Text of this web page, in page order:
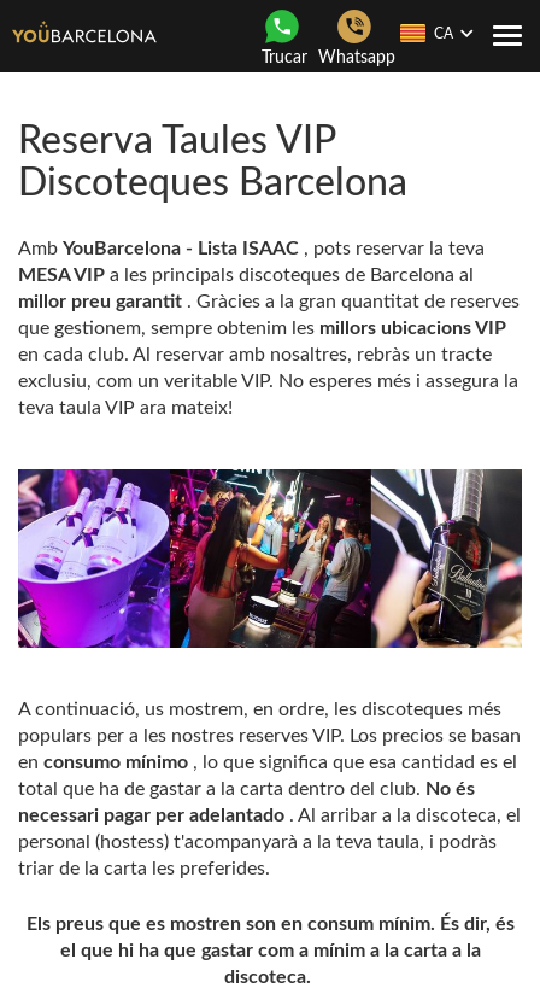
Trucar Whatsapp
CA
Reserva Taules VIP
Discoteques Barcelona
Amb YouBarcelona - Lista ISAAC , pots reservar la teva
MESA VIP a les principals discoteques de Barcelona al
millor preu garantit . Gràcies a la gran quantitat de reserves
que gestionem, sempre obtenim les millors ubicacions VIP
en cada club. Al reservar amb nosaltres, rebràs un tracte
exclusiu, com un veritable VIP. No esperes més i assegura la
teva taula VIP ara mateix!
A continuació, us mostrem, en ordre, les discoteques més
populars per a les nostres reserves VIP. Los precios se basan
en consumo mínimo , lo que significa que esa cantidad es el
total que ha de gastar a la carta dentro del club. No és
necessari pagar per adelantado . Al arribar a la discoteca, el
personal (hostess) t'acompanyarà a la teva taula, i podràs
triar de la carta les preferides.
Els preus que es mostren son en consum mínim. És dir, és
el que hi ha que gastar com a mínim a la carta a la
discoteca.